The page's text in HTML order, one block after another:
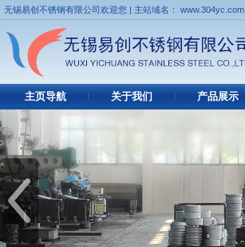
无锡易创不锈钢有限公司欢迎您 | 主站域名： www.304yc.com
主页导航 关于我们 产品展示